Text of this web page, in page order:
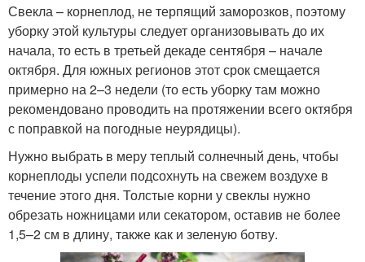
Свекла – корнеплод, не терпящий заморозков, поэтому
уборку этой культуры следует организовывать до их
начала, то есть в третьей декаде сентября – начале
октября. Для южных регионов этот срок смещается
примерно на 2–3 недели (то есть уборку там можно
рекомендовано проводить на протяжении всего октября
с поправкой на погодные неурядицы).
Нужно выбрать в меру теплый солнечный день, чтобы
корнеплоды успели подсохнуть на свежем воздухе в
течение этого дня. Толстые корни у свеклы нужно
обрезать ножницами или секатором, оставив не более
1,5–2 см в длину, также как и зеленую ботву.